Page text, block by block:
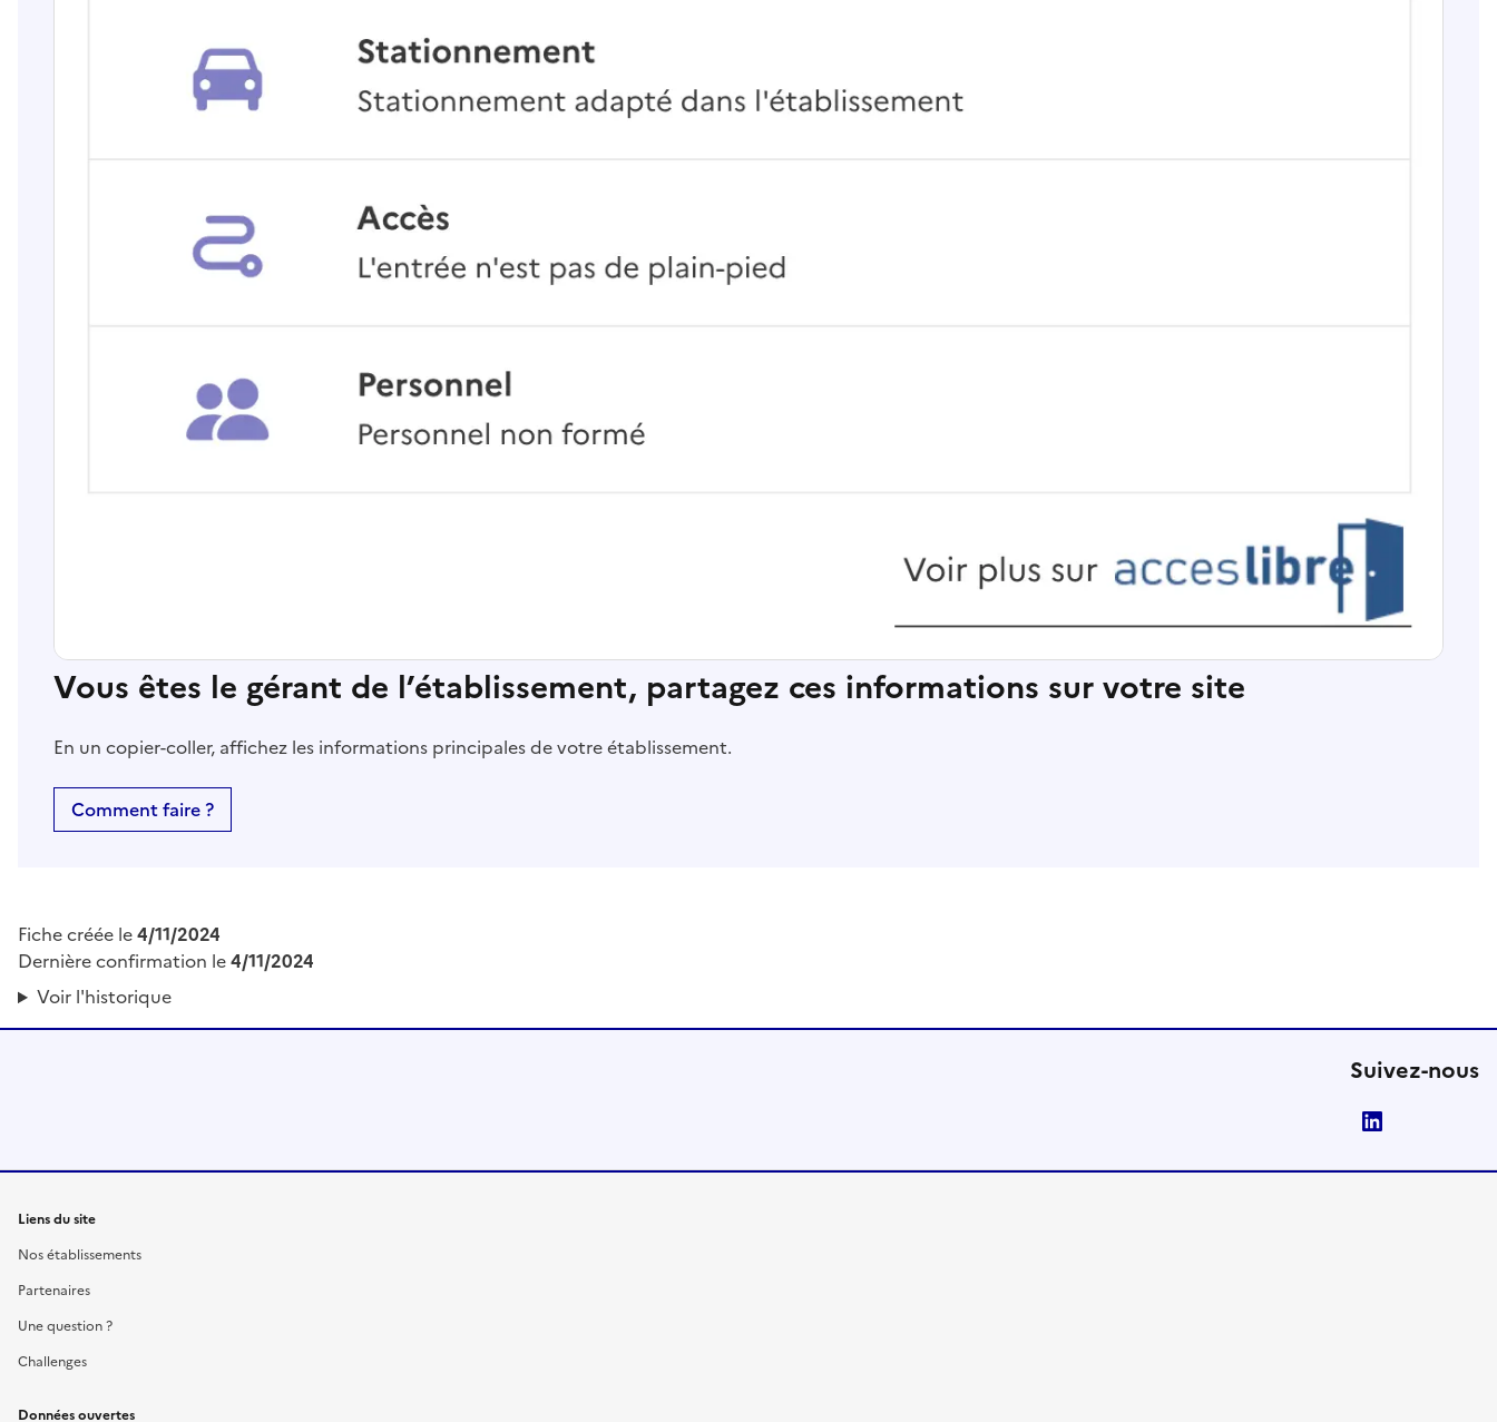
Vous êtes le gérant de l’établissement, partagez ces informations sur votre site
En un copier-coller, affichez les informations principales de votre établissement.
Comment faire ?
Fiche créée le4/11/2024
Dernière confirmation le4/11/2024
Voir l'historique
Suivez-nous
Liens du site
Nos établissements
Partenaires
Une question ?
Challenges
Données ouvertes